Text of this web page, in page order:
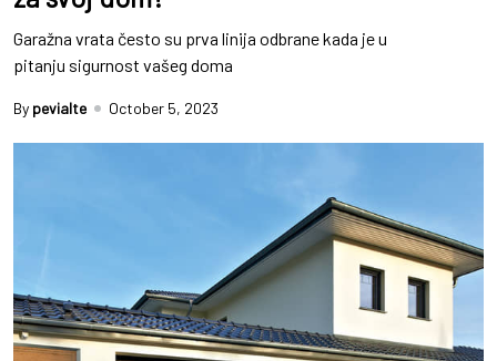
Garažna vrata često su prva linija odbrane kada je u
pitanju sigurnost vašeg doma
By pevialte October 5, 2023